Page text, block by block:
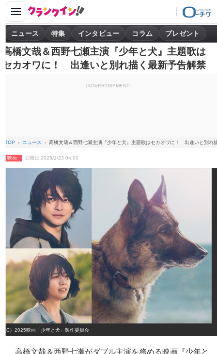
ニュース 特集 インタビュー コラム プレゼント
高橋文哉＆西野七瀬主演『少年と犬』主題歌は
セカオワに！ 出逢いと別れ描く最新予告解禁
[ADVERTISEMENT]
TOP ニュース 高橋文哉＆西野七瀬主演『少年と犬』主題歌はセカオワに！ 出逢いと別れ
映画 公開日 2025/1/23 04:00
（C）2025映画「少年と犬」製作委員会
高橋文哉＆西野七瀬がダブル主演を務める映画『少年と